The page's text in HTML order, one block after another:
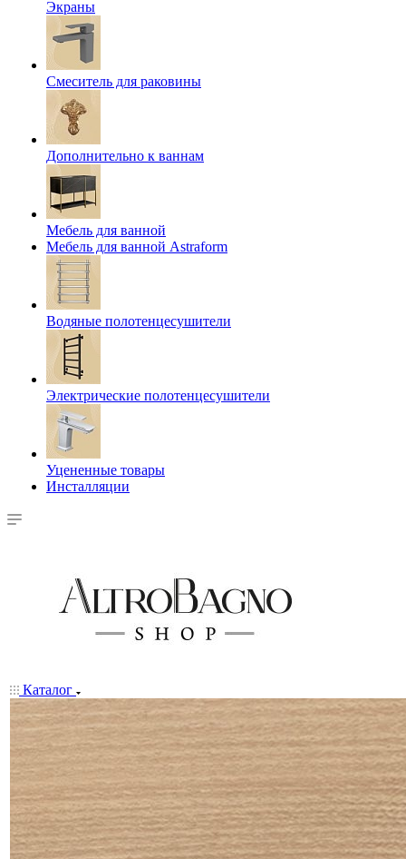
Экраны
Смеситель для раковины
Дополнительно к ваннам
Мебель для ванной
Мебель для ванной Astraform
Водяные полотенцесушители
Электрические полотенцесушители
Уцененные товары
Инсталляции
Каталог